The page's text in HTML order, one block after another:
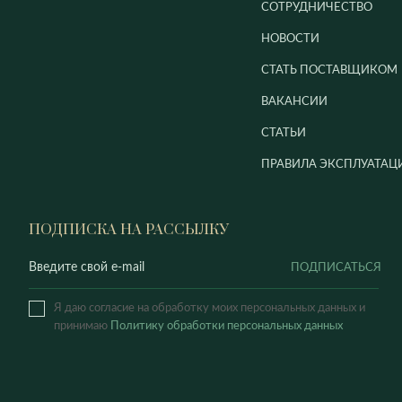
СОТРУДНИЧЕСТВО
НОВОСТИ
СТАТЬ ПОСТАВЩИКОМ
ВАКАНСИИ
СТАТЬИ
ПРАВИЛА
ПОДПИСКА НА РАССЫЛКУ
ПОДПИСАТЬСЯ
Я даю согласие на обработку моих персональных данных и
принимаю
Политику обработки персональных данных